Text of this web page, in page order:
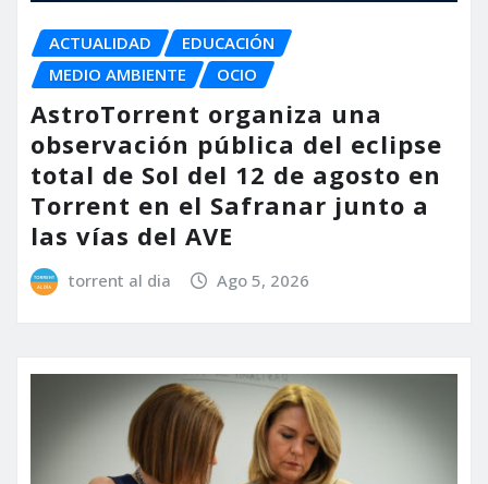
ACTUALIDAD
EDUCACIÓN
MEDIO AMBIENTE
OCIO
AstroTorrent organiza una
observación pública del eclipse
total de Sol del 12 de agosto en
Torrent en el Safranar junto a
las vías del AVE
torrent al dia Ago 5, 2026